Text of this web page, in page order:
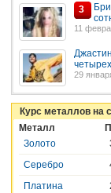
3
11
29
Курс металлов на
Металл
Золото
Серебро
Платина